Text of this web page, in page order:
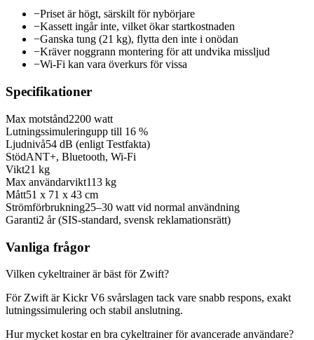
−Priset är högt, särskilt för nybörjare
−Kassett ingår inte, vilket ökar startkostnaden
−Ganska tung (21 kg), flytta den inte i onödan
−Kräver noggrann montering för att undvika missljud
−Wi-Fi kan vara överkurs för vissa
Specifikationer
Max motstånd2200 watt
Lutningssimuleringupp till 16 %
Ljudnivå54 dB (enligt Testfakta)
StödANT+, Bluetooth, Wi-Fi
Vikt21 kg
Max användarvikt113 kg
Mått51 x 71 x 43 cm
Strömförbrukning25–30 watt vid normal användning
Garanti2 år (SIS-standard, svensk reklamationsrätt)
Vanliga frågor
Vilken cykeltrainer är bäst för Zwift?
För Zwift är Kickr V6 svårslagen tack vare snabb respons, exakt
lutningssimulering och stabil anslutning.
Hur mycket kostar en bra cykeltrainer för avancerade användare?